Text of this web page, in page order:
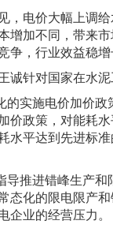
，电价大幅上调
增加不同，带来
争，行业效益稳增
诚针对国家在水
的实施电价加价政
价政策，对能耗
水平达到先进标
导推进错峰生产
态化的限电限产
企业的经营压力。